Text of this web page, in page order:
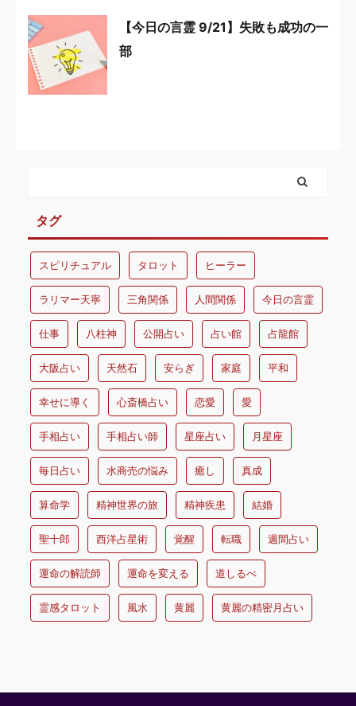
【今日の言霊 9/21】失敗も成功の一
部
タグ
スピリチュアル タロット ヒーラー
ラリマー天寧 三角関係 人間関係 今日の言霊
仕事 八柱神 公開占い 占い館 占龍館
大阪占い 天然石 安らぎ 家庭 平和
幸せに導く 心斎橋占い 恋愛 愛
手相占い 手相占い師 星座占い 月星座
毎日占い 水商売の悩み 癒し 真成
算命学 精神世界の旅 精神疾患 結婚
聖十郎 西洋占星術 覚醒 転職 週間占い
運命の解読師 運命を変える 道しるべ
霊感タロット 風水 黄麗 黄麗の精密月占い